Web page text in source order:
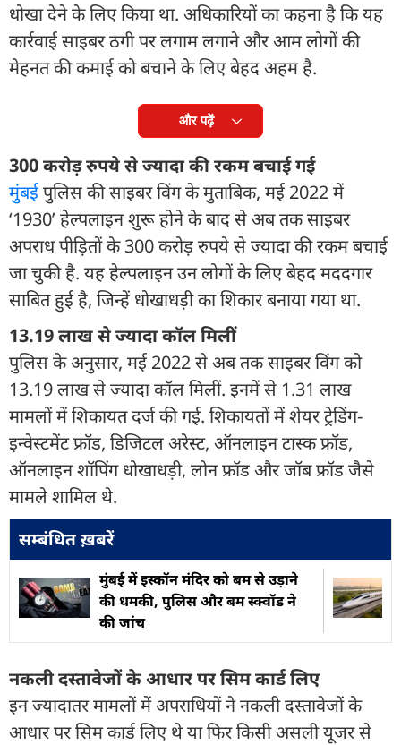
धोखा देने के लिए किया था. अधिकारियों का कहना है कि यह
कार्रवाई साइबर ठगी पर लगाम लगाने और आम लोगों की
मेहनत की कमाई को बचाने के लिए बेहद अहम है.
और पढ़ें
300 करोड़ रुपये से ज्यादा की रकम बचाई गई
मुंबईपुलिस की साइबर विंग के मुताबिक, मई 2022 में
‘1930’ हेल्पलाइन शुरू होने के बाद से अब तक साइबर
अपराध पीड़ितों के 300 करोड़ रुपये से ज्यादा की रकम बचाई
जा चुकी है. यह हेल्पलाइन उन लोगों के लिए बेहद मददगार
साबित हुई है, जिन्हें धोखाधड़ी का शिकार बनाया गया था.
13.19 लाख से ज्यादा कॉल मिलीं
पुलिस के अनुसार, मई 2022 से अब तक साइबर विंग को
13.19 लाख से ज्यादा कॉल मिलीं. इनमें से 1.31 लाख
मामलों में शिकायत दर्ज की गई. शिकायतों में शेयर ट्रेडिंग-
इन्वेस्टमेंट फ्रॉड, डिजिटल अरेस्ट, ऑनलाइन टास्क फ्रॉड,
ऑनलाइन शॉपिंग धोखाधड़ी, लोन फ्रॉड और जॉब फ्रॉड जैसे
मामले शामिल थे.
सम्बंधित ख़बरें
मुंबई में इस्कॉन मंदिर को बम से उड़ाने
की धमकी, पुलिस और बम स्क्वॉड ने
की जांच
नकली दस्तावेजों के आधार पर सिम कार्ड लिए
इन ज्यादातर मामलों में अपराधियों ने नकली दस्तावेजों के
आधार पर सिम कार्ड लिए थे या फिर किसी असली यूजर से